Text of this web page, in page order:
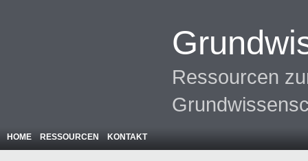
Ressourcen
HOME RESSOURCEN KONTAKT